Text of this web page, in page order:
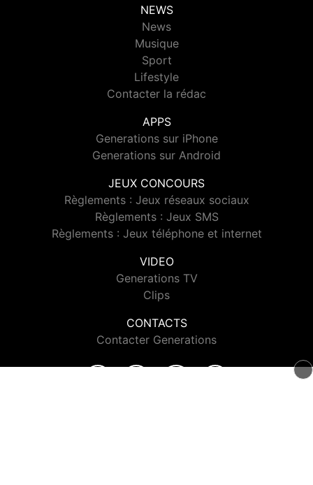
NEWS
News
Musique
Sport
Lifestyle
Contacter la rédac
APPS
Generations sur iPhone
Generations sur Android
JEUX CONCOURS
Règlements : Jeux réseaux sociaux
Règlements : Jeux SMS
Règlements : Jeux téléphone et internet
VIDEO
Generations TV
Clips
CONTACTS
Contacter Generations